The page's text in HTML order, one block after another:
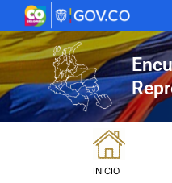
al
contenido
INICIO